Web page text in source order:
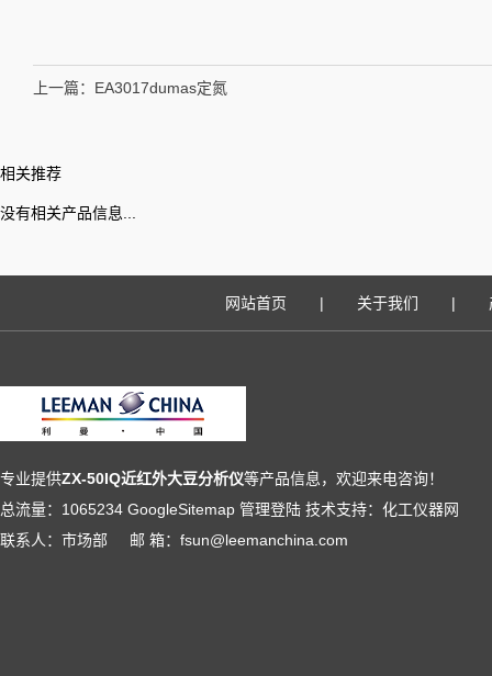
上一篇： EA3017dumas定氮
相关推荐
没有相关产品信息...
网站首页 | 关于我们 |
专业提供ZX-50IQ近红外大豆分析仪等产品信息，欢迎来电咨询！
总流量：1065234 GoogleSitemap 管理登陆 技术支持： 化工仪器网
联系人：市场部 邮 箱：fsun@leemanchina.com